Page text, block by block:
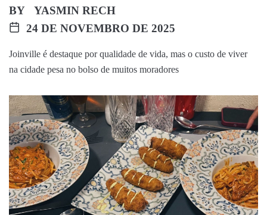
BY
YASMIN RECH
24 DE NOVEMBRO DE 2025
Joinville é destaque por qualidade de vida, mas o custo de viver
na cidade pesa no bolso de muitos moradores